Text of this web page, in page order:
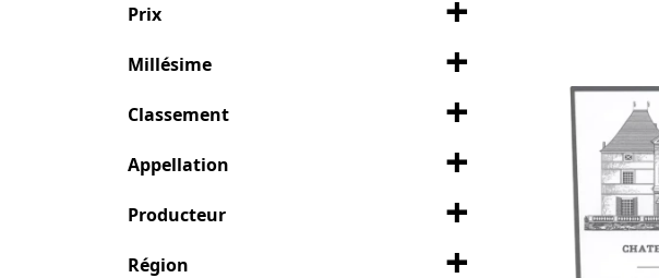
Prix
Millésime
Classement
Appellation
Producteur
Région